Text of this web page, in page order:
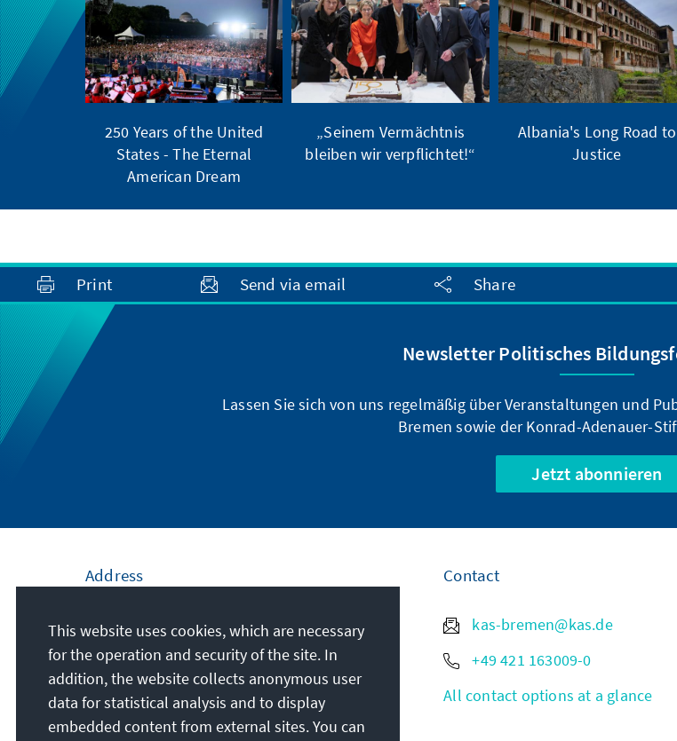
250 Years of the United
States - The Eternal
American Dream
„Seinem Vermächtnis
bleiben wir verpflichtet!“
Albania's Long Road to
Justice
Print Send via email Share
Newsletter Politisches
Lassen Sie sich von uns regelmäßig über Veranstaltungen und
Bremen sowie der Konrad-Adenauer-
Jetzt abonnieren
Address
Konrad-Adenauer-Stiftung e.V.
Civic Education Forum Bremen
Domshof 22
28195Bremen
Germany
Contact
kas-bremen@kas.de
+49 421 163009-0
All contact options at a glance
This website uses cookies, which are necessary
for the operation and security of the site. In
addition, the website collects anonymous user
data for statistical analysis and to display
embedded content from external sites. You can